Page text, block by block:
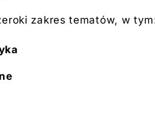
zakres tematów, w